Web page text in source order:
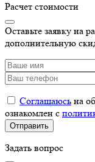
Расчет стоимости
Оставьте заявку на
дополнительную
Соглашаюсь на
ознакомлен с
Задать вопрос